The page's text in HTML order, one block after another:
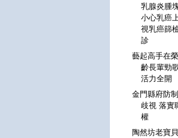
乳腺炎腫
小心乳癌
視乳癌篩
診
藝起高手在
齡長輩勁
活力全開
金門縣府防
歧視 落實
權
陶然坊老寶